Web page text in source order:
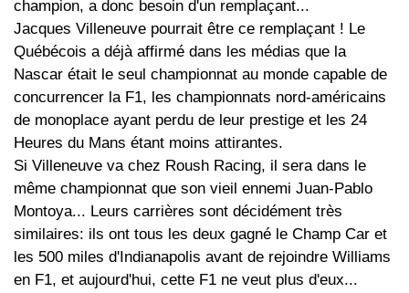
champion, a donc besoin d'un remplaçant...
Jacques Villeneuve pourrait être ce remplaçant ! Le
Québécois a déjà affirmé dans les médias que la
Nascar était le seul championnat au monde capable de
concurrencer la F1, les championnats nord-américains
de monoplace ayant perdu de leur prestige et les 24
Heures du Mans étant moins attirantes.
Si Villeneuve va chez Roush Racing, il sera dans le
même championnat que son vieil ennemi Juan-Pablo
Montoya... Leurs carrières sont décidément très
similaires: ils ont tous les deux gagné le Champ Car et
les 500 miles d'Indianapolis avant de rejoindre Williams
en F1, et aujourd'hui, cette F1 ne veut plus d'eux...